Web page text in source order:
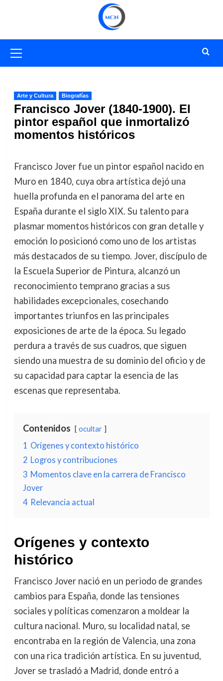
primario
Arte y Cultura Biografías
Francisco Jover (1840-1900). El
pintor español que inmortalizó
momentos históricos
Francisco Jover fue un pintor español nacido en
Muro en 1840, cuya obra artística dejó una
huella profunda en el panorama del arte en
España durante el siglo XIX. Su talento para
plasmar momentos históricos con gran detalle y
emoción lo posicionó como uno de los artistas
más destacados de su tiempo. Jover, discípulo de
la Escuela Superior de Pintura, alcanzó un
reconocimiento temprano gracias a sus
habilidades excepcionales, cosechando
importantes triunfos en las principales
exposiciones de arte de la época. Su legado
perdura a través de sus cuadros, que siguen
siendo una muestra de su dominio del oficio y de
su capacidad para captar la esencia de las
escenas que representaba.
Contenidos ocultar
1 Orígenes y contexto histórico
2 Logros y contribuciones
3 Momentos clave en la carrera de Francisco
Jover
4 Relevancia actual
Orígenes y contexto
histórico
Francisco Jover nació en un periodo de grandes
cambios para España, donde las tensiones
sociales y políticas comenzaron a moldear la
cultura nacional. Muro, su localidad natal, se
encontraba en la región de Valencia, una zona
con una rica tradición artística. En su juventud,
Jover se trasladó a Madrid, donde entró a